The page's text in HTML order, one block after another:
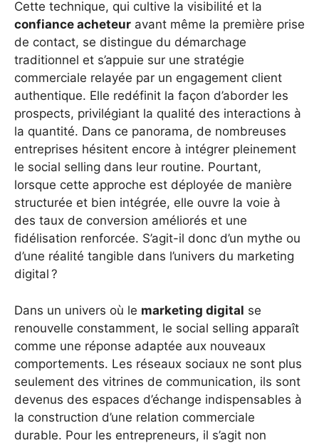
Cette technique, qui cultive la visibilité et la
confiance acheteur avant même la première prise
de contact, se distingue du démarchage
traditionnel et s’appuie sur une stratégie
commerciale relayée par un engagement client
authentique. Elle redéfinit la façon d’aborder les
prospects, privilégiant la qualité des interactions à
la quantité. Dans ce panorama, de nombreuses
entreprises hésitent encore à intégrer pleinement
le social selling dans leur routine. Pourtant,
lorsque cette approche est déployée de manière
structurée et bien intégrée, elle ouvre la voie à
des taux de conversion améliorés et une
fidélisation renforcée. S’agit-il donc d’un mythe ou
d’une réalité tangible dans l’univers du marketing
digital ?
Dans un univers où le marketing digital se
renouvelle constamment, le social selling apparaît
comme une réponse adaptée aux nouveaux
comportements. Les réseaux sociaux ne sont plus
seulement des vitrines de communication, ils sont
devenus des espaces d’échange indispensables à
la construction d’une relation commerciale
durable. Pour les entrepreneurs, il s’agit non